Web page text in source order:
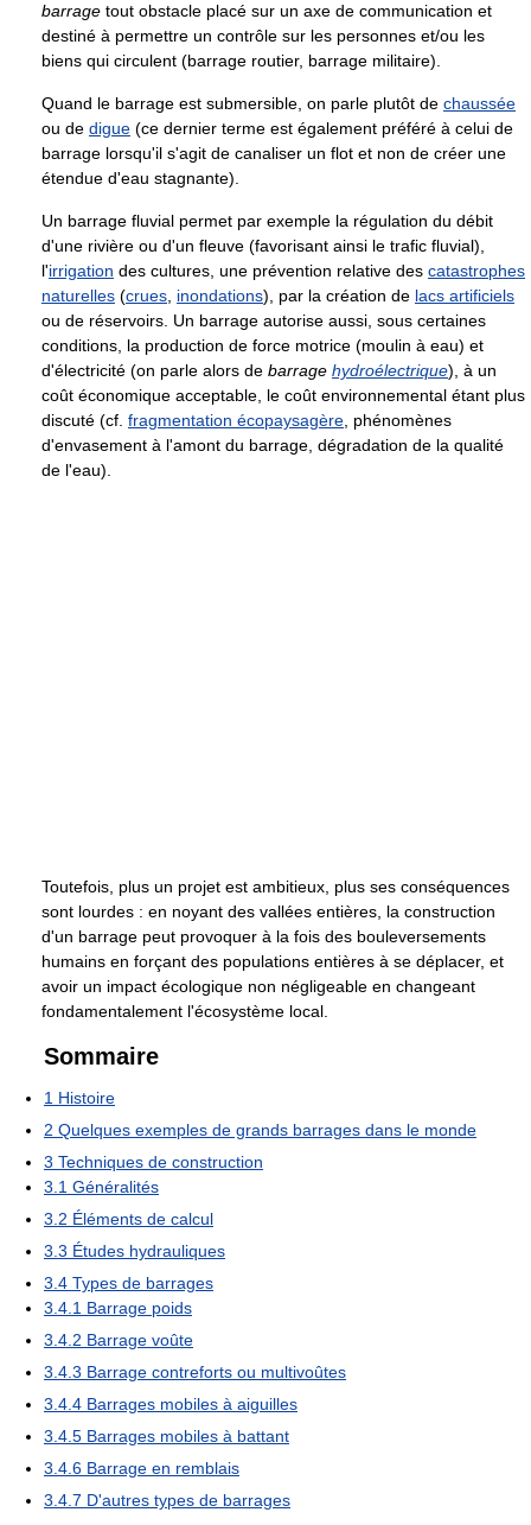
barrage tout obstacle placé sur un axe de communication et
destiné à permettre un contrôle sur les personnes et/ou les
biens qui circulent (barrage routier, barrage militaire).
Quand le barrage est submersible, on parle plutôt de chaussée
ou de digue (ce dernier terme est également préféré à celui de
barrage lorsqu'il s'agit de canaliser un flot et non de créer une
étendue d'eau stagnante).
Un barrage fluvial permet par exemple la régulation du débit
d'une rivière ou d'un fleuve (favorisant ainsi le trafic fluvial),
l'irrigation des cultures, une prévention relative des catastrophes
naturelles (crues, inondations), par la création de lacs artificiels
ou de réservoirs. Un barrage autorise aussi, sous certaines
conditions, la production de force motrice (moulin à eau) et
d'électricité (on parle alors de barrage hydroélectrique), à un
coût économique acceptable, le coût environnemental étant plus
discuté (cf. fragmentation écopaysagère, phénomènes
d'envasement à l'amont du barrage, dégradation de la qualité
de l'eau).
Toutefois, plus un projet est ambitieux, plus ses conséquences
sont lourdes : en noyant des vallées entières, la construction
d'un barrage peut provoquer à la fois des bouleversements
humains en forçant des populations entières à se déplacer, et
avoir un impact écologique non négligeable en changeant
fondamentalement l'écosystème local.
Sommaire
1 Histoire
2 Quelques exemples de grands barrages dans le monde
3 Techniques de construction
3.1 Généralités
3.2 Éléments de calcul
3.3 Études hydrauliques
3.4 Types de barrages
3.4.1 Barrage poids
3.4.2 Barrage voûte
3.4.3 Barrage contreforts ou multivoûtes
3.4.4 Barrages mobiles à aiguilles
3.4.5 Barrages mobiles à battant
3.4.6 Barrage en remblais
3.4.7 D'autres types de barrages